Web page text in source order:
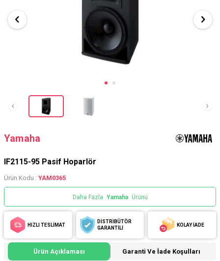
Yamaha
IF2115-95 Pasif Hoparlör
Ürün Kodu : YAM0365
Daha Fazla Yamaha Ürünü
HIZLI TESLİMAT
DİSTRİBÜTÖR
GARANTİLİ
KOLAY İADE
Ürün Açıklaması Garanti Ve İade Koşulları